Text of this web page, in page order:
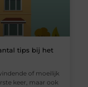
tips bij het
of moeilijk
keer, maar ook